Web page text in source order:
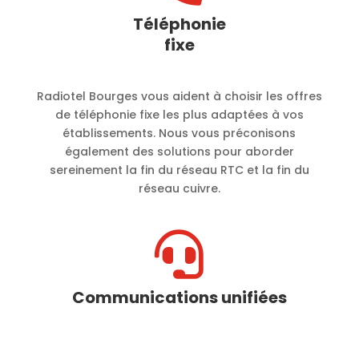
Téléphonie
fixe
Radiotel Bourges vous aident à choisir les offres
de téléphonie fixe les plus adaptées à vos
établissements. Nous vous préconisons
également des solutions pour aborder
sereinement la fin du réseau RTC et la fin du
réseau cuivre.

Communications unifiées